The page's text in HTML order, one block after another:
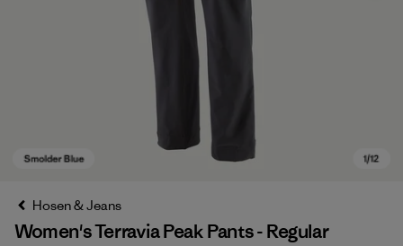
Hosen & Jeans
Women's Terravia Peak Pants - Regular